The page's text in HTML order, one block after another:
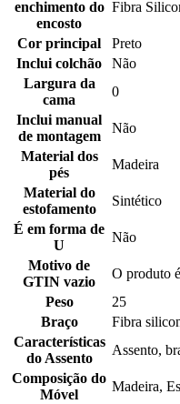
enchimento do
encosto
Fibra
Cor principal
Preto
Inclui colchão
Não
Largura da
cama
0
Inclui manual
de montagem
Não
Material dos
pés
Madeira
Material do
estofamento
Sintético
É em forma de
U
Não
Motivo de
GTIN vazio
O produto
Peso
25
Braço
Fibra
Características
do Assento
Assento,
Composição do
Móvel
Madeira,